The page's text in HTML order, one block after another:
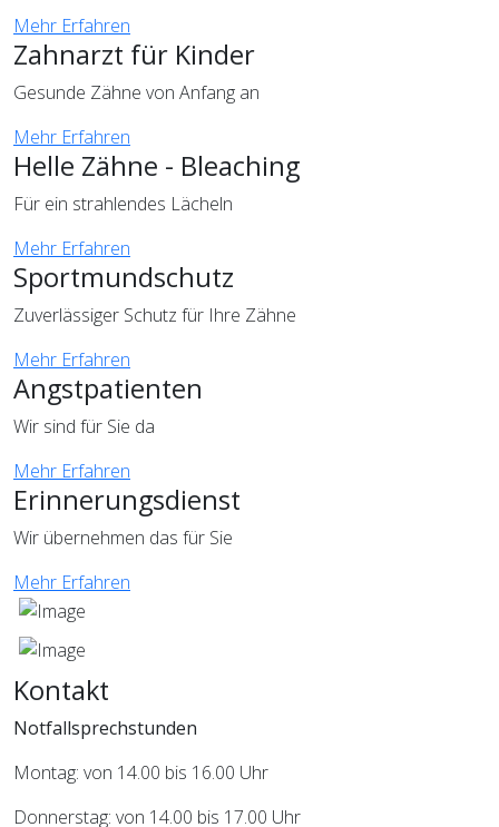
Mehr Erfahren
Zahnarzt für Kinder
Gesunde Zähne von Anfang an
Mehr Erfahren
Helle Zähne - Bleaching
Für ein strahlendes Lächeln
Mehr Erfahren
Sportmundschutz
Zuverlässiger Schutz für Ihre Zähne
Mehr Erfahren
Angstpatienten
Wir sind für Sie da
Mehr Erfahren
Erinnerungsdienst
Wir übernehmen das für Sie
Mehr Erfahren
Kontakt
Notfallsprechstunden
Montag: von 14.00 bis 16.00 Uhr
Donnerstag: von 14.00 bis 17.00 Uhr